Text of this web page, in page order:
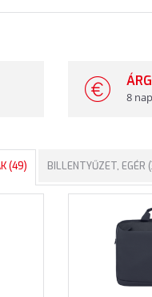
8
(49) BILLENTYŰZET, EGÉR